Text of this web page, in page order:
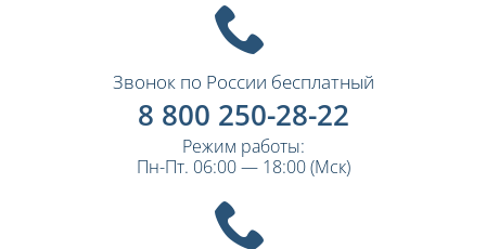
Звонок по России бесплатный
8 800 250-28-22
Режим работы:
Пн-Пт. 06:00 — 18:00 (Мск)